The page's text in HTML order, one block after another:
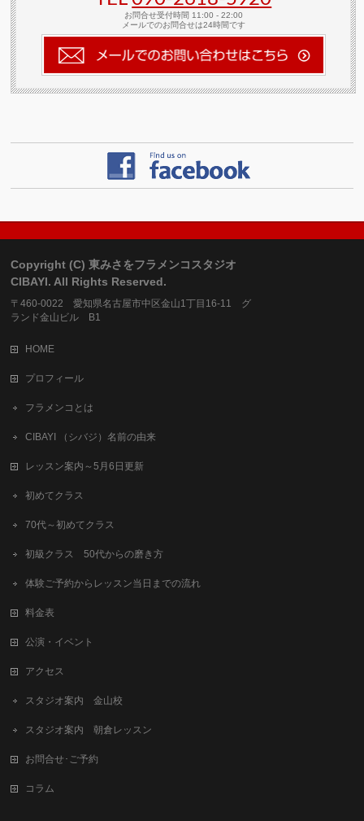
お問合せ受付時間 11:00 - 22:00
メールでのお問合せは24時間です
Copyright (C) 東みさをフラメンコスタジオ
CIBAYI. All Rights Reserved.
〒460-0022 愛知県名古屋市中区金山1丁目16-11 グ
ランド金山ビル B1
HOME
プロフィール
フラメンコとは
CIBAYI （シバジ）名前の由来
レッスン案内～5月6日更新
初めてクラス
70代～初めてクラス
初級クラス 50代からの磨き方
体験ご予約からレッスン当日までの流れ
料金表
公演・イベント
アクセス
スタジオ案内 金山校
スタジオ案内 朝倉レッスン
お問合せ･ご予約
コラム